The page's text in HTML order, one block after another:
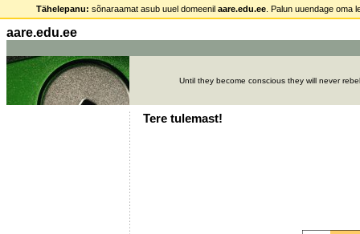
Tähelepanu: sõnaraamat asub uuel domeenil aare.edu.ee . Palun uuendage oma
aare.edu.ee
Until they become conscious they will never
Tere tulemast!